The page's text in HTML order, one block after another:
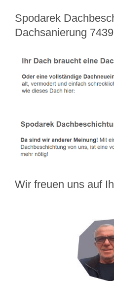
Spodarek
Dachsanierung
Wir freuen uns auf